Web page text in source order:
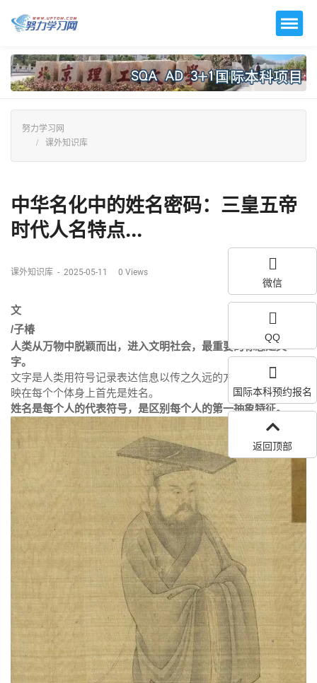
努力学习网
课外知识库
中华名化中的姓名密码：三皇五帝
时代人名特点...
课外知识库 - 2025-05-11 0 Views
文
/子椿
人类从万物中脱颖而出，进入文明社会，最重要的标志是文
字。
文字是人类用符号记录表达信息以传之久远的方式和工具。反
映在每个个体身上首先是姓名。
姓名是每个人的代表符号，是区别每个人的第一抽象特征。
微信
QQ
国际本科预约报名
返回顶部